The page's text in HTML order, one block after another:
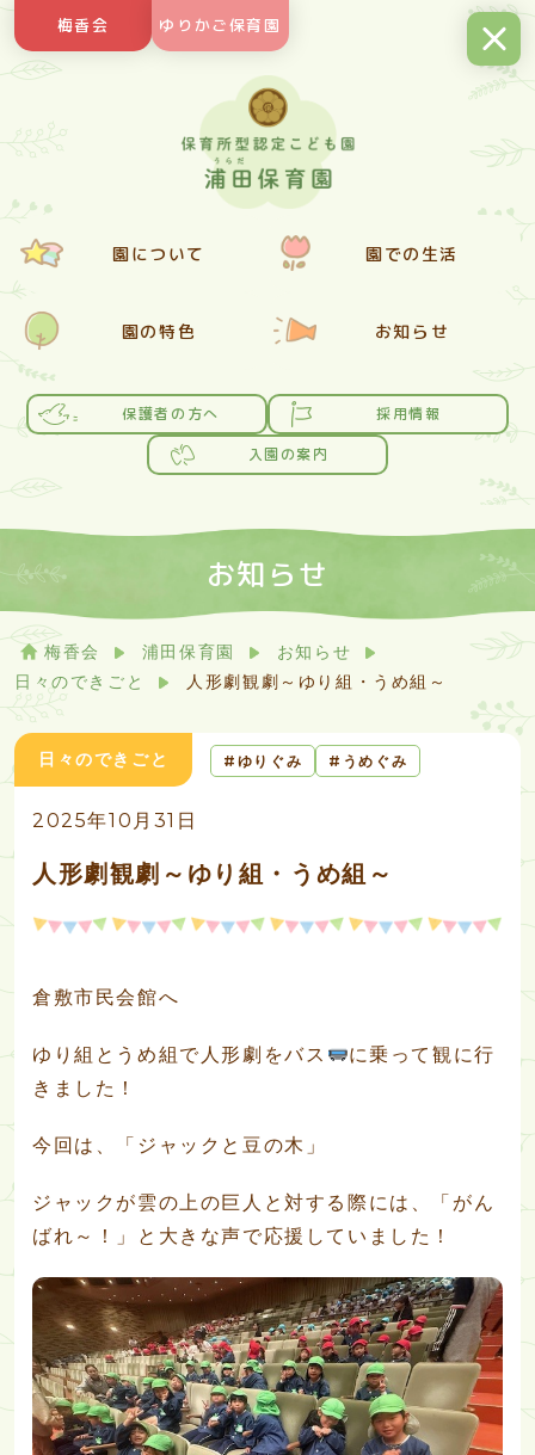
Skip
to
content
梅香会 ゆりかご保育園
園について 園での生活
園の特色 お知らせ
保護者の方へ
採用情報
入園の案内
お知らせ
梅香会 浦田保育園
お知らせ
日々のできごと
人形劇観劇～ゆり組・うめ組～
日々のできごと ゆりぐみ うめぐみ
2025年10月31日
人形劇観劇～ゆり組・うめ組～
倉敷市民会館へ
ゆり組とうめ組で人形劇をバス
に乗って観に行
きました！
今回は、「ジャックと豆の木」
ジャックが雲の上の巨人と対する際には、「がん
ばれ～！」と大きな声で応援していました！